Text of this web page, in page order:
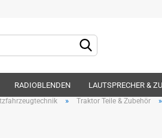
RADIOBLENDEN LAUTSPRECHER &
» Traktor Teile & Zubehör »